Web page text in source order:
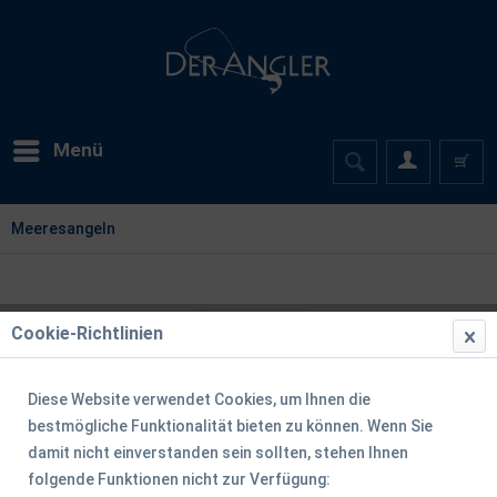
Menü
Meeresangeln
Cookie-Richtlinien
Diese Website verwendet Cookies, um Ihnen die
bestmögliche Funktionalität bieten zu können. Wenn Sie
damit nicht einverstanden sein sollten, stehen Ihnen
folgende Funktionen nicht zur Verfügung: